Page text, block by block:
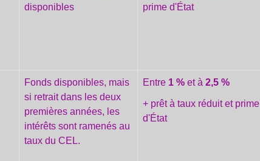
disponibles
prime d'État
Fonds disponibles, mais
si retrait dans les deux
premières années, les
intérêts sont ramenés au
taux du CEL.
Entre 1 % et à2,5 %
+ prêt à taux réduit et prime
d'État